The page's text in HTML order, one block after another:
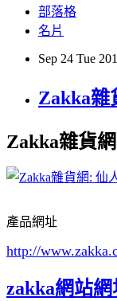
部落格
名片
Sep 24 Tue
Zakka雜
Zakka雜貨
產品網址
http://
zakka網站網